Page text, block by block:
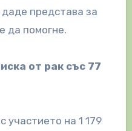
представа за
да помогне.
от рак със 77
участието на 1 179